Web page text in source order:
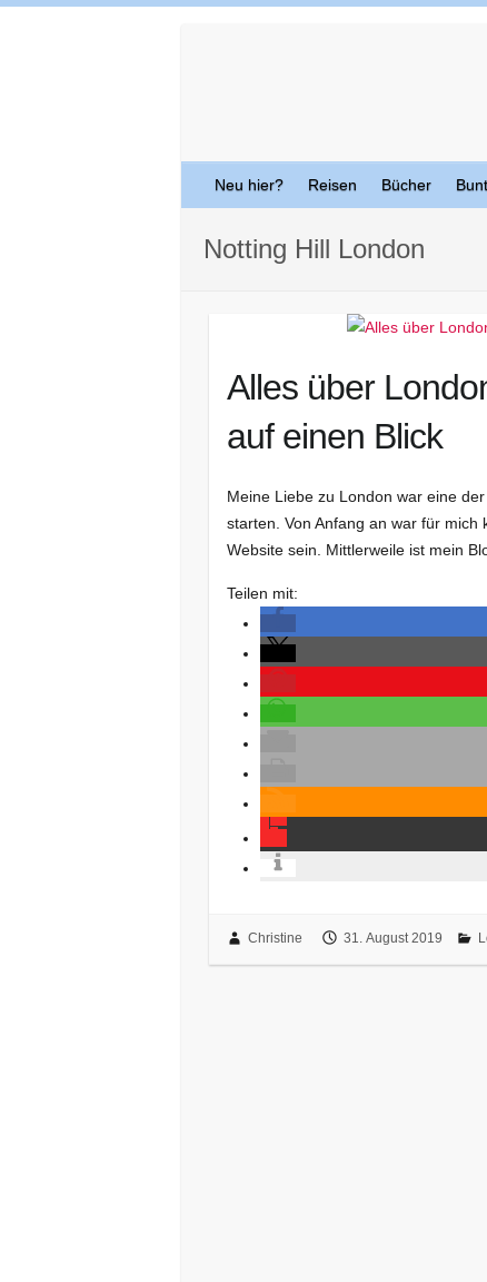
Neu hier? Reisen Bücher
Notting Hill London
Alles über
auf einen Blick
Meine Liebe zu London war eine
starten. Von Anfang an war für
Website sein. Mittlerweile ist mein
Teilen mit:
Christine 31. August 2019